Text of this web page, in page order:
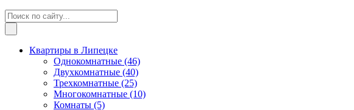
Квартиры в Липецке
Однокомнатные (46)
Двухкомнатные (40)
Трехкомнатные (25)
Многокомнатные (10)
Комнаты (5)